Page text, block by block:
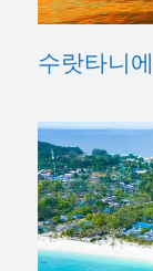
수랏타니